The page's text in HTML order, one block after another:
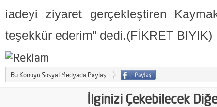
iadeyi ziyaret gerçekleştiren
teşekkür ederim” dedi.(FİKRET BIYIK)
Bu Konuyu Sosyal Medyada Paylaş
İlginizi Çekebilecek